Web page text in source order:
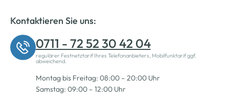
Kontaktieren Sie uns:
0711 - 72 52 30 42 04
regulärer Festnetztarif Ihres Telefonanbieters, Mobilfunktarif ggf.
abweichend.
Montag bis Freitag: 08:00 – 20:00 Uhr
Samstag: 09:00 – 12:00 Uhr